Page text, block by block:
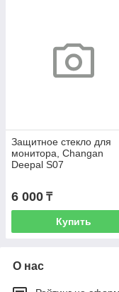
Защитное стекло для
монитора, Changan
Deepal S07
6 000 ₸
Купить
О нас